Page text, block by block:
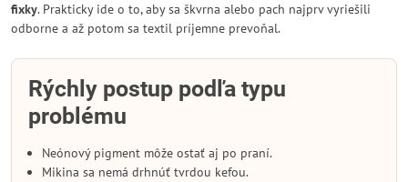
fixky. Prakticky ide o to, aby sa škvrna alebo pach najprv vyriešili
odborne a až potom sa textil príjemne prevoňal.
Rýchly postup podľa typu
problému
Neónový pigment môže ostať aj po praní.
Mikina sa nemá drhnúť tvrdou kefou.